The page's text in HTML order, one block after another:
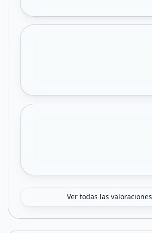
Ver todas las valoraciones